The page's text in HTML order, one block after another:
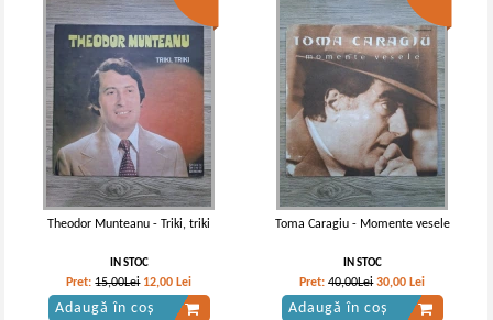
Theodor Munteanu - Triki, triki
IN STOC
Pret:15,00Lei 12,00 Lei
Adaugă în coș
Toma Caragiu - Momente vesele
IN STOC
Pret:40,00Lei 30,00 Lei
Adaugă în coș